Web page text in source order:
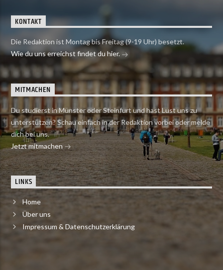
KONTAKT
Die Redaktion ist Montag bis Freitag (9-19 Uhr) besetzt.
Wie du uns erreichst findet du hier.
MITMACHEN
Du studierst in Münster oder Steinfurt und hast Lust uns zu
unterstützen? Schau einfach in der Redaktion vorbei oder melde
dich bei uns.
Jetzt mitmachen
LINKS
Home
Über uns
Impressum & Datenschutzerklärung